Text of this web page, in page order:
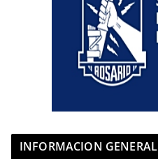
INFORMACION GENERAL